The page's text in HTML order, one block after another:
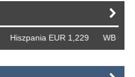
EUR 1,229 WB GBP